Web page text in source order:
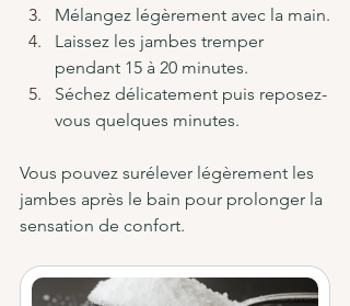
Mélangez légèrement avec la main.
Laissez les jambes tremper
pendant 15 à 20 minutes.
Séchez délicatement puis reposez-
vous quelques minutes.
Vous pouvez surélever légèrement les
jambes après le bain pour prolonger la
sensation de confort.